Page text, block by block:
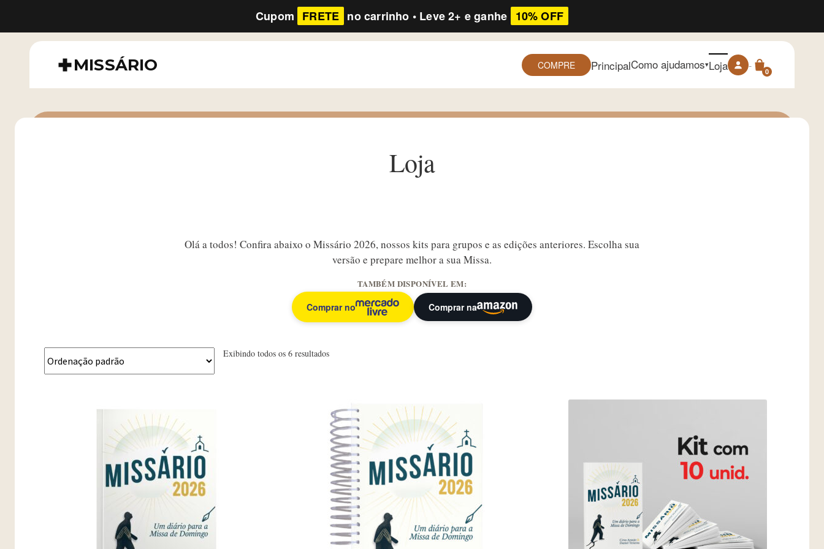
Cupom FRETE no carrinho • Leve 2+ e ganhe 10% OFF
MISSÁRIO COMPRE PrincipalComo ajudamos▾Loja -
0
Loja
Olá a todos! Confira abaixo o Missário 2026, nossos kits para grupos e as edições anteriores. Escolha sua
versão e prepare melhor a sua Missa.
TAMBÉM DISPONÍVEL EM:
Comprar no Comprar na
Exibindo todos os 6 resultados